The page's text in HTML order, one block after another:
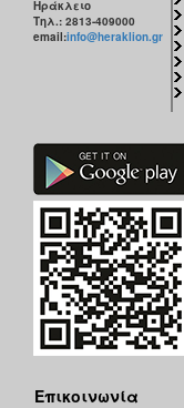
Ηράκλειο
Τηλ.: 2813-409000
email:info@heraklion.gr
Επικοινωνία